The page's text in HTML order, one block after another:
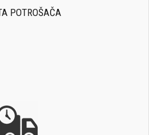
POTROŠAČA